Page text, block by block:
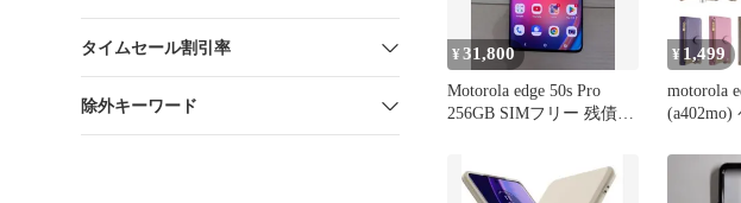
タイムセール割引率
除外キーワード
¥31,800
Motorola edge 50s Pro
256GB SIMフリー 残債な
¥ 1,499
motorola
(a402mo)
ジ 50s
斜めがけ